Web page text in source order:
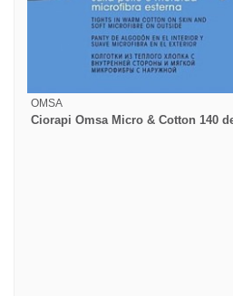
OMSA
Ciorapi Omsa Micro & Cotton 140